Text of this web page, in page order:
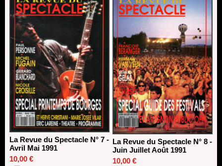
La Revue du Spectacle N° 7 -
Avril Mai 1991
10,00 €
La Revue du Spectacle N° 8 -
Juin Juillet Août 1991
10,00 €